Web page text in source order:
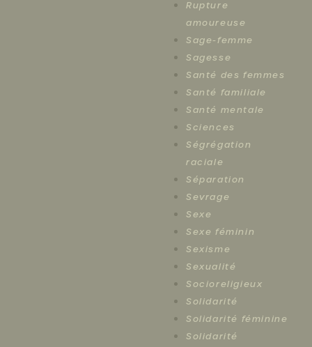
Rupture
amoureuse
Sage-femme
Sagesse
Santé des femmes
Santé familiale
Santé mentale
Sciences
Ségrégation
raciale
Séparation
Sevrage
Sexe
Sexe féminin
Sexisme
Sexualité
Socioreligieux
Solidarité
Solidarité féminine
Solidarité